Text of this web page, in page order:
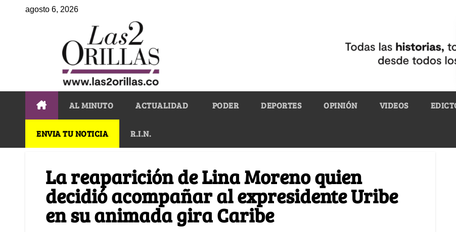
agosto 6, 2026
AL MINUTO ACTUALIDAD PODER DEPORTES OPINIÓN VIDEOS
ENVIA TU NOTICIA R.I.N.
La reaparición de Lina Moreno quien
decidió acompañar al expresidente Uribe
en su animada gira Caribe